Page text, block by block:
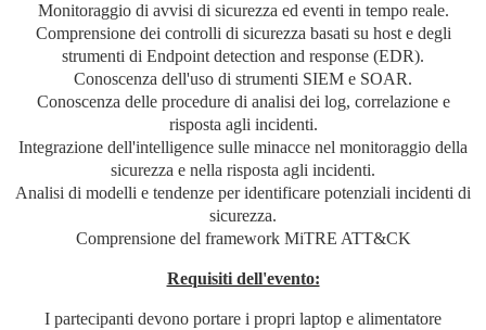
Monitoraggio di avvisi di sicurezza ed eventi in tempo reale.
Comprensione dei controlli di sicurezza basati su host e degli
strumenti di Endpoint detection and response (EDR).
Conoscenza dell'uso di strumenti SIEM e SOAR.
Conoscenza delle procedure di analisi dei log, correlazione e
risposta agli incidenti.
Integrazione dell'intelligence sulle minacce nel monitoraggio della
sicurezza e nella risposta agli incidenti.
Analisi di modelli e tendenze per identificare potenziali incidenti di
sicurezza.
Comprensione del framework MiTRE ATT&CK
Requisiti dell'evento:
I partecipanti devono portare i propri laptop e alimentatore